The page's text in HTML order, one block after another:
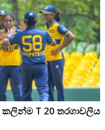
කලින්ම T 20 තරගාවලිය